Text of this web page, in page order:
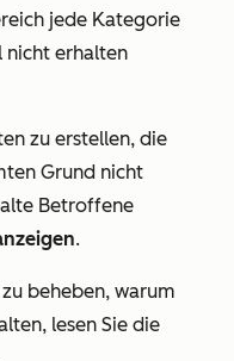
jede Kategorie
nicht erhalten
zu erstellen, die
Grund nicht
Betroffene
.
beheben, warum
lesen Sie die